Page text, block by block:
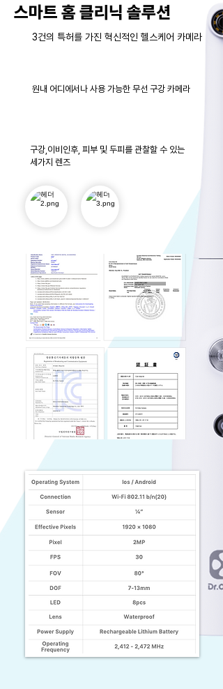
스마트 홈 클리닉 솔루션
3건의 특허를 가진 혁신적인 헬스케어 카메라
​원내 어디에서나 사용 가능한 무선 구강 카메라
구강,이비인후, 피부 및 두피를 관찰할 수 있는
세가지 렌즈